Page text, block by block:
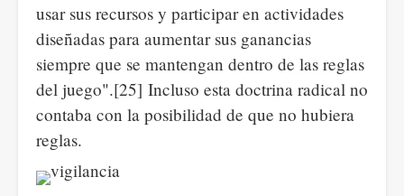
usar sus recursos y participar en actividades
diseñadas para aumentar sus ganancias
siempre que se mantengan dentro de las reglas
del juego".[25] Incluso esta doctrina radical no
contaba con la posibilidad de que no hubiera
reglas.